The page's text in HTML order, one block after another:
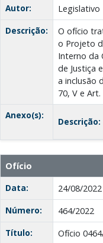
Autor:
Legislativo
Descrição:
O ofício
o Projeto
Interno da
de Justiça
a inclusão
70, V e
Anexo(s):
Descrição:
Ofício
Data:
24/08/2022
Número:
464/2022
Título:
Ofício